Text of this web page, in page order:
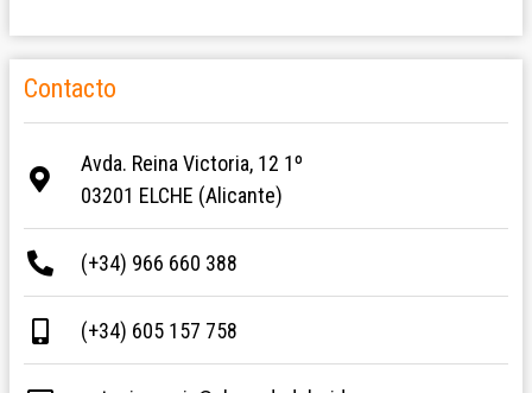
Contacto
Avda. Reina Victoria, 12 1º
03201 ELCHE (Alicante)
(+34) 966 660 388
(+34) 605 157 758